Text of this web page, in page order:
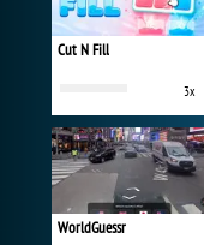
Cut N Fill
3x
WorldGuessr